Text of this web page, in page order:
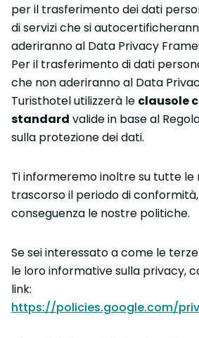
per il trasferimento dei dati
di servizi che si
aderiranno al Data Privacy
Per il trasferimento di dati
che non aderiranno al Data
Turisthotel utilizzerà le clausole
standard valide in base al
sulla protezione dei dati.
Ti informeremo inoltre su tutte le
trascorso il periodo di
conseguenza le nostre politiche.
Se sei interessato a come le
le loro informative sulla privacy,
link:
https://policies.google.com/